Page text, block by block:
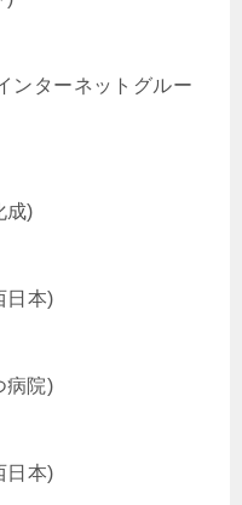
ンターネットグルー
成)
日本)
病院)
日本)